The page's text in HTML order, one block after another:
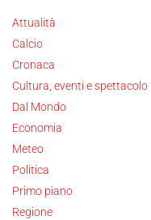
Attualità
Calcio
Cronaca
Cultura, eventi e spettacolo
Dal Mondo
Economia
Meteo
Politica
Primo piano
Regione